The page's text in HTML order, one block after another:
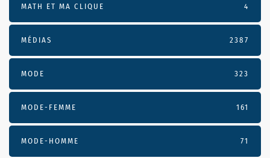
MATH ET MA CLIQUE 4
MÉDIAS 2387
MODE 323
MODE-FEMME 161
MODE-HOMME 71